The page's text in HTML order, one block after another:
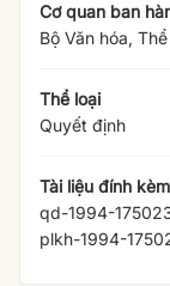
Cơ quan ban
Bộ Văn hóa,
Thể loại
Quyết định
Tài liệu đính kèm
qd-1994-
plkh-1994-